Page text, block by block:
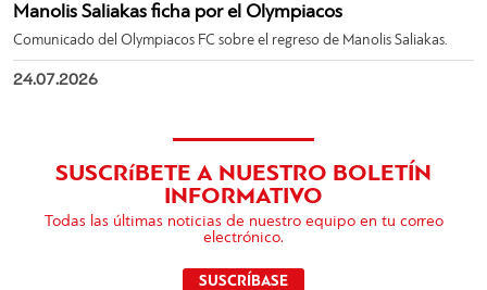
Manolis Saliakas ficha por el Olympiacos
Comunicado del Olympiacos FC sobre el regreso de Manolis Saliakas.
24.07.2026
SUSCRíBETE A NUESTRO BOLETÍN
INFORMATIVO
Todas las últimas noticias de nuestro equipo en tu correo
electrónico.
SUSCRÍBASE